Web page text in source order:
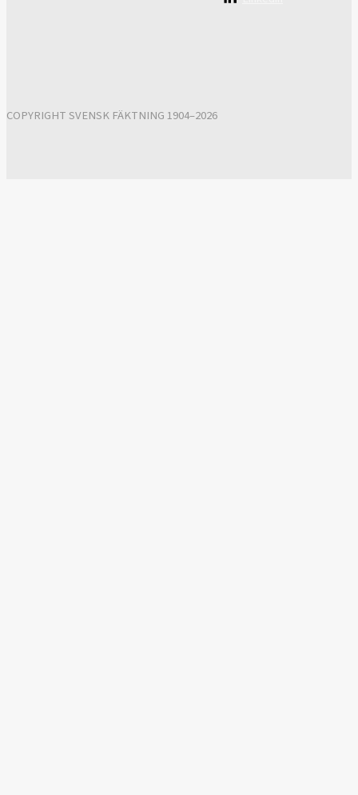
COPYRIGHT SVENSK FÄKTNING 1904–2026